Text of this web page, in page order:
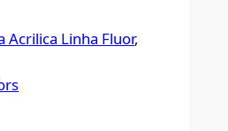
Acrilica Linha Fluor